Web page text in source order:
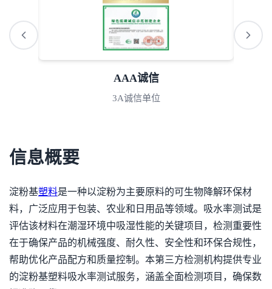
AAA诚信
3A诚信单位
信息概要
淀粉基塑料是一种以淀粉为主要原料的可生物降解环保材
料，广泛应用于包装、农业和日用品等领域。吸水率测试是
评估该材料在潮湿环境中吸湿性能的关键项目，检测重要性
在于确保产品的机械强度、耐久性、安全性和环保合规性，
帮助优化产品配方和质量控制。本第三方检测机构提供专业
的淀粉基塑料吸水率测试服务，涵盖全面检测项目，确保数